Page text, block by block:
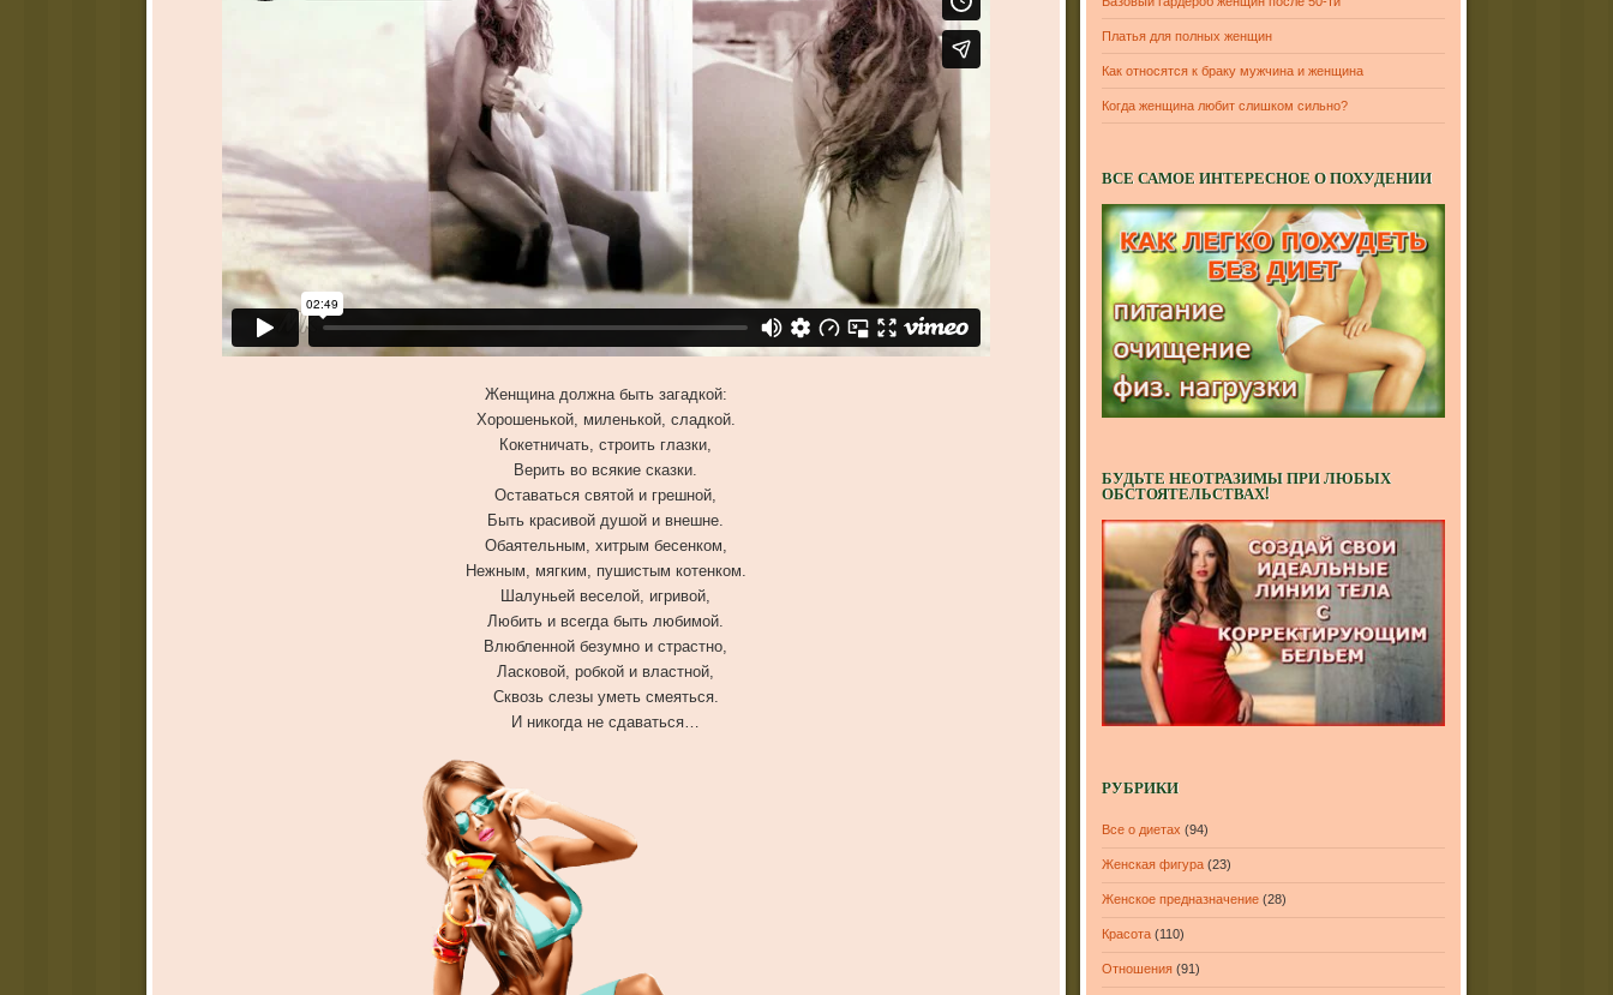
Женщина должна быть загадкой:
Хорошенькой, миленькой, сладкой.
Кокетничать, строить глазки,
Верить во всякие сказки.
Оставаться святой и грешной,
Быть красивой душой и внешне.
Обаятельным, хитрым бесенком,
Нежным, мягким, пушистым котенком.
Шалуньей веселой, игривой,
Любить и всегда быть любимой.
Влюбленной безумно и страстно,
Ласковой, робкой и властной,
Сквозь слезы уметь смеяться.
И никогда не сдаваться…
Платья для полных женщин
Как относятся к браку мужчина и женщина
Когда женщина любит слишком сильно?
ВСЕ САМОЕ ИНТЕРЕСНОЕ О ПОХУДЕНИИ
БУДЬТЕ НЕОТРАЗИМЫ ПРИ ЛЮБЫХ
ОБСТОЯТЕЛЬСТВАХ!
РУБРИКИ
Все о диетах (94)
Женская фигура (23)
Женское предназначение (28)
Красота (110)
Отношения (91)